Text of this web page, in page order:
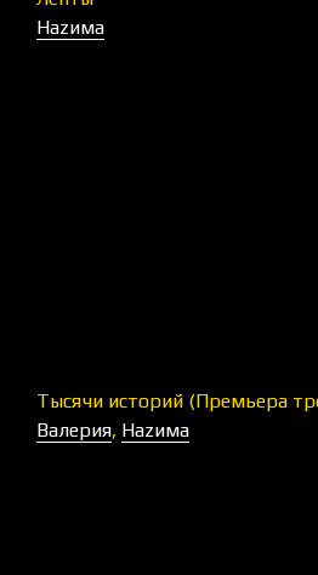
Наzима
Тысячи историй (Премьера
Валерия, Наzима